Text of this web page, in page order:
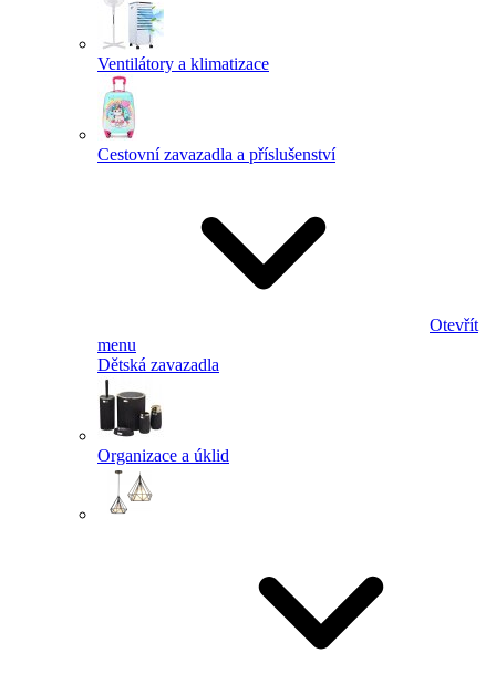
Ventilátory a klimatizace
Cestovní zavazadla a příslušenství
Otevřít
menu
Dětská zavazadla
Organizace a úklid